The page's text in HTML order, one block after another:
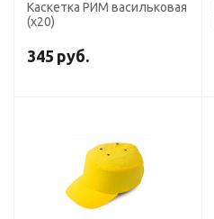
Каскетка РИМ васильковая
(х20)
345 руб.